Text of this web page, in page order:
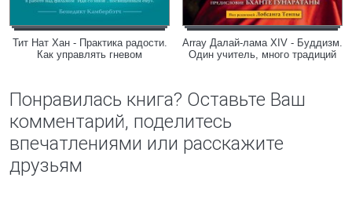
Тит Нат Хан - Практика радости.
Как управлять гневом
Array Далай-лама XIV - Буддизм.
Один учитель, много традиций
Понравилась книга? Оставьте Ваш
комментарий, поделитесь
впечатлениями или расскажите
друзьям